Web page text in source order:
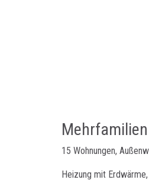
15 Wohnungen,
Heizung mit Erdwärme,